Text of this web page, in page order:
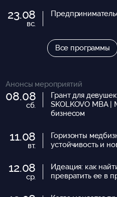
23.08
вс.
Все программы
Анонсы мероприятий
08.08
сб.
Грант для
SKOLKOVO MBA |
бизнесом
11.08
вт.
Горизонты
устойчивость и
12.08
ср.
Идеация: как
превратить ее в